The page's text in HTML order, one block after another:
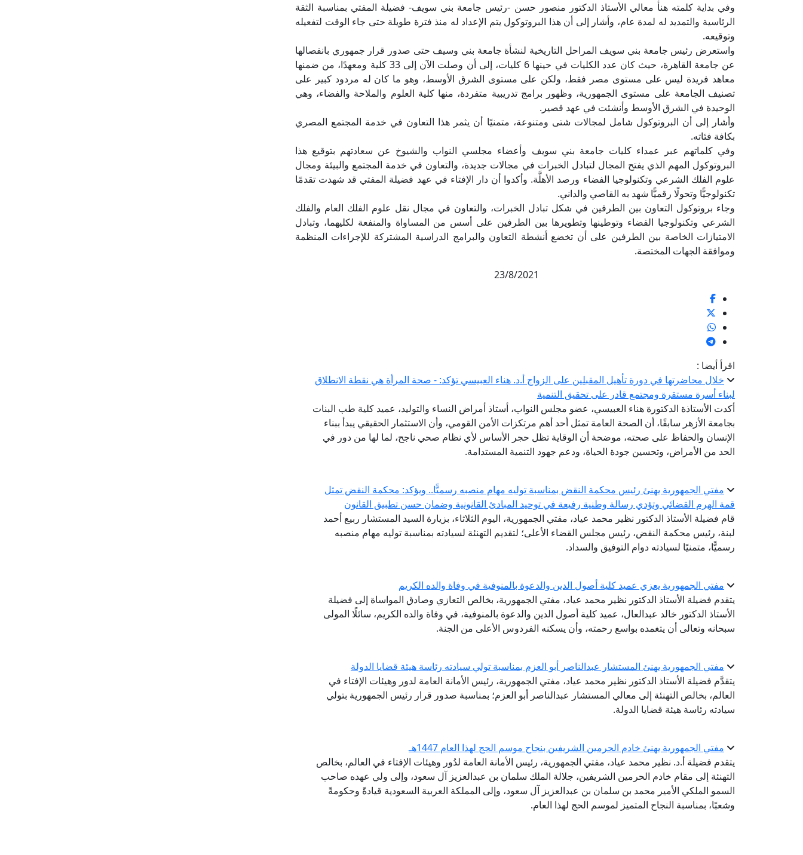
وفي بداية كلمته هنأ معالي الأستاذ الدكتور منصور حسن -رئيس جامعة بني سويف- فضيلة المفتي بمناسبة الثقة
الرئاسية والتمديد له لمدة عام، وأشار إلى أن هذا البروتوكول يتم الإعداد له منذ فترة طويلة حتى جاء الوقت لتفعيله
وتوقيعه.
واستعرض رئيس جامعة بني سويف المراحل التاريخية لنشأة جامعة بني وسيف حتى صدور قرار جمهوري بانفصالها
عن جامعة القاهرة، حيث كان عدد الكليات في حينها 6 كليات، إلى أن وصلت الآن إلى 33 كلية ومعهدًا، من ضمنها
معاهد فريدة ليس على مستوى مصر فقط، ولكن على مستوى الشرق الأوسط، وهو ما كان له مردود كبير على
تصنيف الجامعة على مستوى الجمهورية، وظهور برامج تدريبية متفردة، منها كلية العلوم والملاحة والفضاء، وهي
الوحيدة في الشرق الأوسط وأنشئت في عهد قصير.
وأشار إلى أن البروتوكول شامل لمجالات شتى ومتنوعة، متمنيًا أن يثمر هذا التعاون في خدمة المجتمع المصري
بكافة فئاته.
وفي كلماتهم عبر عمداء كليات جامعة بني سويف وأعضاء مجلسي النواب والشيوخ عن سعادتهم بتوقيع هذا
البروتوكول المهم الذي يفتح المجال لتبادل الخبرات في مجالات جديدة، والتعاون في خدمة المجتمع والبيئة ومجال
علوم الفلك الشرعي وتكنولوجيا الفضاء ورصد الأهلَّة. وأكدوا أن دار الإفتاء في عهد فضيلة المفتي قد شهدت تقدمًا
تكنولوجيًّا وتحولًا رقميًّا شهد به القاصي والداني.
وجاء بروتوكول التعاون بين الطرفين في شكل تبادل الخبرات، والتعاون في مجال نقل علوم الفلك العام والفلك
الشرعي وتكنولوجيا الفضاء وتوطينها وتطويرها بين الطرفين على أسس من المساواة والمنفعة لكليهما، وتبادل
الامتيازات الخاصة بين الطرفين على أن تخضع أنشطة التعاون والبرامج الدراسية المشتركة للإجراءات المنظمة
وموافقة الجهات المختصة.
23/8/2021
اقرأ أيضا :
خلال محاضرتها في دورة تأهيل المقبلين على الزواج أ.د. هناء العبيسي تؤكد: - صحة المرأة هي نقطة الانطلاق
لبناء أسرة مستقرة ومجتمع قادر على تحقيق التنمية
أكدت الأستاذة الدكتورة هناء العبيسي، عضو مجلس النواب، أستاذ أمراض النساء والتوليد، عميد كلية طب البنات
بجامعة الأزهر سابقًا، أن الصحة العامة تمثل أحد أهم مرتكزات الأمن القومي، وأن الاستثمار الحقيقي يبدأ ببناء
الإنسان والحفاظ على صحته، موضحة أن الوقاية تظل حجر الأساس لأي نظام صحي ناجح، لما لها من دور في
الحد من الأمراض، وتحسين جودة الحياة، ودعم جهود التنمية المستدامة.
مفتي الجمهورية يهنئ رئيس محكمة النقض بمناسبة توليه مهام منصبه رسميًّا.. ويؤكد: محكمة النقض تمثل
قمة الهرم القضائي وتؤدي رسالة وطنية رفيعة في توحيد المبادئ القانونية وضمان حسن تطبيق القانون
قام فضيلة الأستاذ الدكتور نظير محمد عياد، مفتي الجمهورية، اليوم الثلاثاء، بزيارة السيد المستشار ربيع أحمد
لبنة، رئيس محكمة النقض، رئيس مجلس القضاء الأعلى؛ لتقديم التهنئة لسيادته بمناسبة توليه مهام منصبه
رسميًّا، متمنيًا لسيادته دوام التوفيق والسداد.
مفتي الجمهورية يعزي عميد كلية أصول الدين والدعوة بالمنوفية في وفاة والده الكريم
يتقدم فضيلة الأستاذ الدكتور نظير محمد عياد، مفتي الجمهورية، بخالص التعازي وصادق المواساة إلى فضيلة
الأستاذ الدكتور خالد عبدالعال، عميد كلية أصول الدين والدعوة بالمنوفية، في وفاة والده الكريم، سائلًا المولى
سبحانه وتعالى أن يتغمده بواسع رحمته، وأن يسكنه الفردوس الأعلى من الجنة.
مفتي الجمهورية يهنئ المستشار عبدالناصر أبو العزم بمناسبة تولي سيادته رئاسة هيئة قضايا الدولة
يتقدَّم فضيلة الأستاذ الدكتور نظير محمد عياد، مفتي الجمهورية، رئيس الأمانة العامة لدور وهيئات الإفتاء في
العالم، بخالص التهنئة إلى معالي المستشار عبدالناصر أبو العزم؛ بمناسبة صدور قرار رئيس الجمهورية بتولي
سيادته رئاسة هيئة قضايا الدولة.
مفتي الجمهورية يهنئ خادم الحرمين الشريفين بنجاح موسم الحج لهذا العام 1447هـ
يتقدم فضيلة أ.د. نظير محمد عياد، مفتي الجمهورية، رئيس الأمانة العامة لدُور وهيئات الإفتاء في العالم، بخالص
التهنئة إلى مقام خادم الحرمين الشريفين، جلالة الملك سلمان بن عبدالعزيز آل سعود، وإلى ولي عهده صاحب
السمو الملكي الأمير محمد بن سلمان بن عبدالعزيز آل سعود، وإلى المملكة العربية السعودية قيادةً وحكومةً
وشعبًا، بمناسبة النجاح المتميز لموسم الحج لهذا العام.